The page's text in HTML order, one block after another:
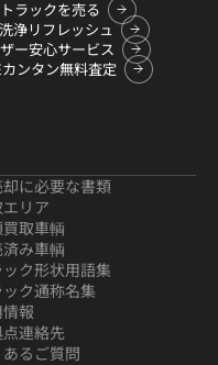
ラックを売る
浄リフレッシュ
ー安心サービス
カンタン無料査定
却に必要な書類
エリア
買取車輌
済み車輌
ック形状用語集
ック通称名集
報
連絡先
あるご質問